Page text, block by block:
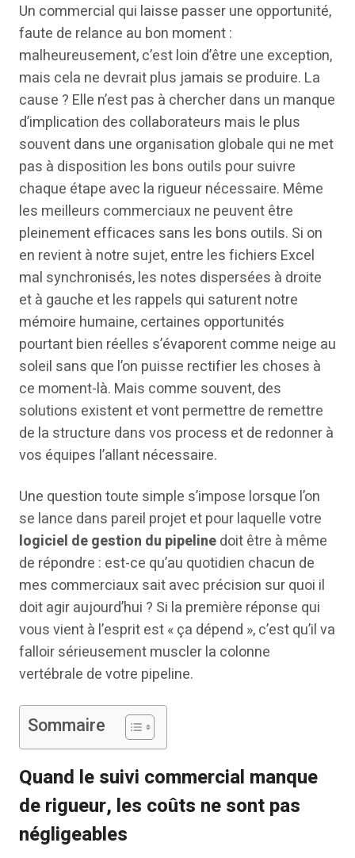
Un commercial qui laisse passer une opportunité,
faute de relance au bon moment :
malheureusement, c’est loin d’être une exception,
mais cela ne devrait plus jamais se produire. La
cause ? Elle n’est pas à chercher dans un manque
d’implication des collaborateurs mais le plus
souvent dans une organisation globale qui ne met
pas à disposition les bons outils pour suivre
chaque étape avec la rigueur nécessaire. Même
les meilleurs commerciaux ne peuvent être
pleinement efficaces sans les bons outils. Si on
en revient à notre sujet, entre les fichiers Excel
mal synchronisés, les notes dispersées à droite
et à gauche et les rappels qui saturent notre
mémoire humaine, certaines opportunités
pourtant bien réelles s’évaporent comme neige au
soleil sans que l’on puisse rectifier les choses à
ce moment-là. Mais comme souvent, des
solutions existent et vont permettre de remettre
de la structure dans vos process et de redonner à
vos équipes l’allant nécessaire.
Une question toute simple s’impose lorsque l’on
se lance dans pareil projet et pour laquelle votre
logiciel de gestion du pipelinedoit être à même
de répondre : est-ce qu’au quotidien chacun de
mes commerciaux sait avec précision sur quoi il
doit agir aujourd’hui ? Si la première réponse qui
vous vient à l’esprit est « ça dépend », c’est qu’il va
falloir sérieusement muscler la colonne
vertébrale de votre pipeline.
Sommaire
Quand le suivi commercial manque
de rigueur, les coûts ne sont pas
négligeables